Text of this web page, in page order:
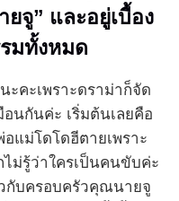
จู” และอยู่เบื้อง
มทั้งหมด
ะคะเพราะดราม่าก็จัด
อนกันค่ะ เริ่มต้นเลยคือ
อแม่โดโดฮีตายเพราะ
ม่รู้ว่าใครเป็นคนขับค่ะ
วกับครอบครัวคุณนายจู